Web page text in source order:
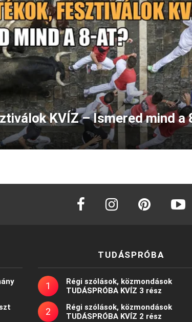
KVÍZ – Ismered mind a
facebook instagram
TUDÁSPRÓBA
Régi szólások, közmondások
TUDÁSPRÓBA KVÍZ 3 rész
Régi szólások, közmondások
TUDÁSPRÓBA KVÍZ 2 rész